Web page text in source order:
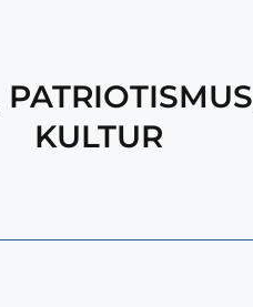
PATRIOTISMUS
KULTUR